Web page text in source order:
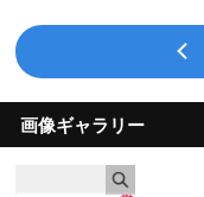
画像ギャラリー